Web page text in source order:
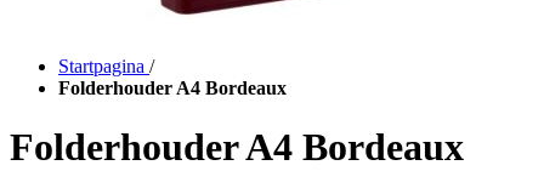
Startpagina /
Folderhouder A4 Bordeaux
Folderhouder A4 Bordeaux